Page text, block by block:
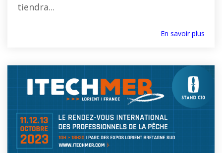
tiendra...
En savoir plus